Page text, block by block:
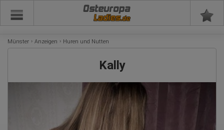
Osteuropa
Münster Anzeigen Huren und Nutten
Kally